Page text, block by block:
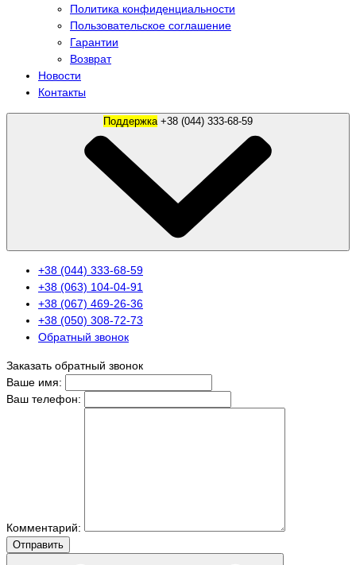
Политика конфиденциальности
Пользовательское соглашение
Гарантии
Возврат
Новости
Контакты
Поддержка
+38 (044) 333-68-59
+38 (063) 104-04-91
+38 (067) 469-26-36
+38 (050) 308-72-73
Обратный звонок
Заказать обратный звонок
Ваше имя:
Ваш телефон:
Комментарий:
Отправить